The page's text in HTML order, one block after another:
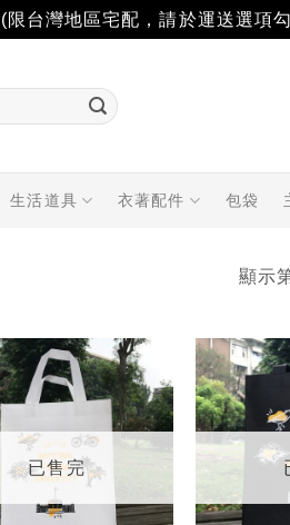
台灣地區宅配，請於運送選項
生活道具 衣著配件 包袋
顯示
加入
「願
望輕
已售完